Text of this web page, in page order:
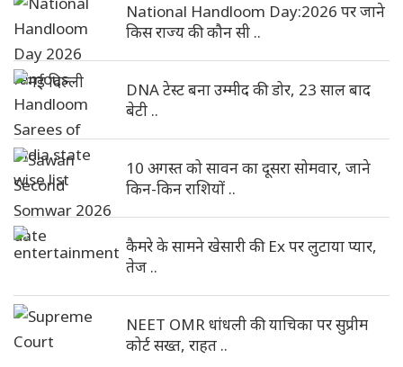
National Handloom Day:2026 पर जाने
किस राज्य की कौन सी ..
DNA टेस्ट बना उम्मीद की डोर, 23 साल बाद
बेटी ..
10 अगस्त को सावन का दूसरा सोमवार, जाने
किन-किन राशियों ..
कैमरे के सामने खेसारी की Ex पर लुटाया प्यार,
तेज ..
NEET OMR धांधली की याचिका पर सुप्रीम
कोर्ट सख्त, राहत ..